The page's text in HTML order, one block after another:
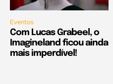
Eventos
Com Lucas Grabeel, o
Imagineland ficou ainda
mais imperdível!